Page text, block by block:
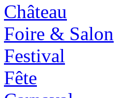
Château
Foire & Salon
Festival
Fête